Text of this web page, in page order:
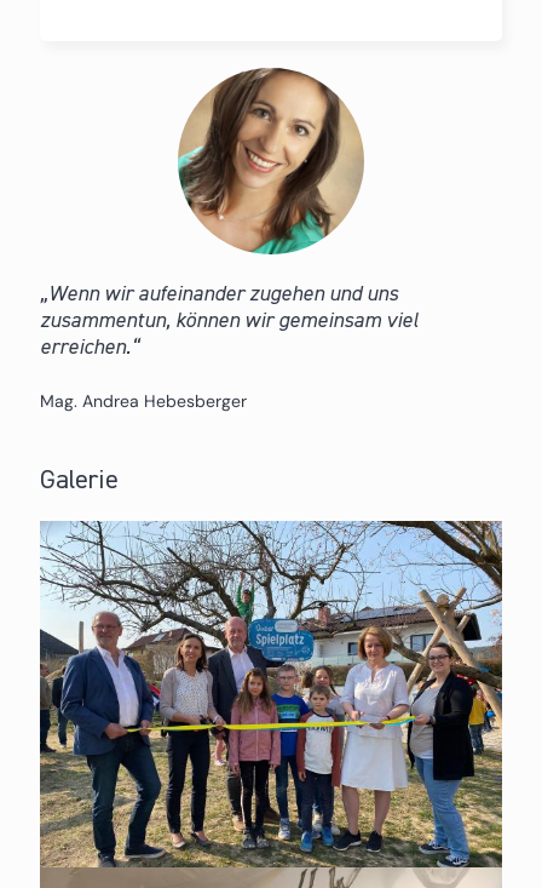
Wenn wir aufeinander zugehen und uns
zusammentun, können wir gemeinsam viel
erreichen.
Mag. Andrea Hebesberger
Galerie